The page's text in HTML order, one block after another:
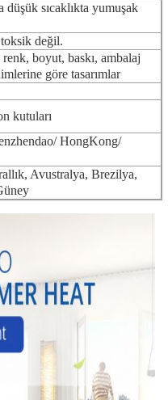
sıcaklıkta yumuşak
değil.
boyut, baskı, ambalaj
göre tasarımlar
kutuları
HongKong/
Avustralya, Brezilya,